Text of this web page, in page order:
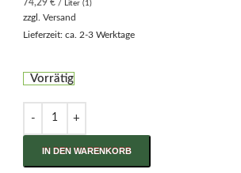
74,29 € / Liter (1)
zzgl. Versand
Lieferzeit: ca. 2-3 Werktage
Vorrätig
IN DEN WARENKORB